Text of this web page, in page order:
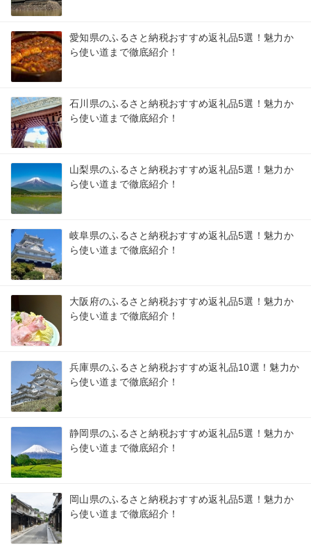
愛知県のふるさと納税おすすめ返礼品5選！魅力か
ら使い道まで徹底紹介！
石川県のふるさと納税おすすめ返礼品5選！魅力か
ら使い道まで徹底紹介！
山梨県のふるさと納税おすすめ返礼品5選！魅力か
ら使い道まで徹底紹介！
岐阜県のふるさと納税おすすめ返礼品5選！魅力か
ら使い道まで徹底紹介！
大阪府のふるさと納税おすすめ返礼品5選！魅力か
ら使い道まで徹底紹介！
兵庫県のふるさと納税おすすめ返礼品10選！魅力か
ら使い道まで徹底紹介！
静岡県のふるさと納税おすすめ返礼品5選！魅力か
ら使い道まで徹底紹介！
岡山県のふるさと納税おすすめ返礼品5選！魅力か
ら使い道まで徹底紹介！